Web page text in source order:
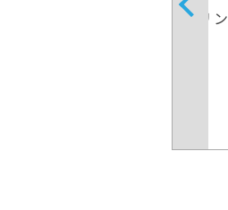
パスメディカルシステムズ株式